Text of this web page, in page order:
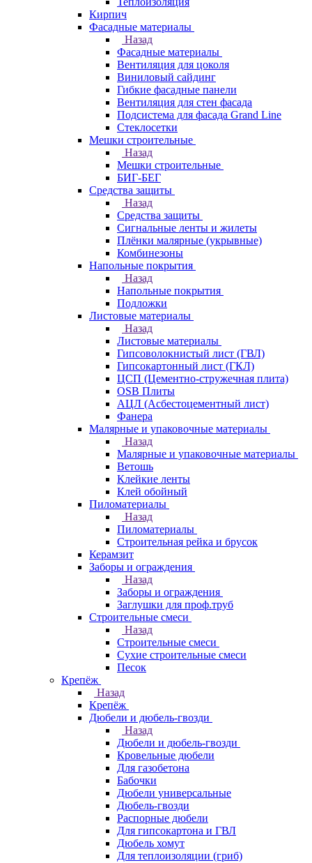
Кирпич
Фасадные материалы
Назад
Фасадные материалы
Вентиляция для цоколя
Виниловый сайдинг
Гибкие фасадные панели
Вентиляция для стен фасада
Подсистема для фасада Grand Line
Стеклосетки
Мешки строительные
Назад
Мешки строительные
БИГ-БЕГ
Средства защиты
Назад
Средства защиты
Сигнальные ленты и жилеты
Плёнки малярные (укрывные)
Комбинезоны
Напольные покрытия
Назад
Напольные покрытия
Подложки
Листовые материалы
Назад
Листовые материалы
Гипсоволокнистый лист (ГВЛ)
Гипсокартонный лист (ГКЛ)
ЦСП (Цементно-стружечная плита)
OSB Плиты
АЦЛ (Асбестоцементный лист)
Фанера
Малярные и упаковочные материалы
Назад
Малярные и упаковочные материалы
Ветошь
Клейкие ленты
Клей обойный
Пиломатериалы
Назад
Пиломатериалы
Строительная рейка и брусок
Керамзит
Заборы и ограждения
Назад
Заборы и ограждения
Заглушки для проф.труб
Строительные смеси
Назад
Строительные смеси
Сухие строительные смеси
Песок
Крепёж
Назад
Крепёж
Дюбели и дюбель-гвозди
Назад
Дюбели и дюбель-гвозди
Кровельные дюбели
Для газобетона
Бабочки
Дюбели универсальные
Дюбель-гвозди
Распорные дюбели
Для гипсокартона и ГВЛ
Дюбель хомут
Для теплоизоляции (гриб)